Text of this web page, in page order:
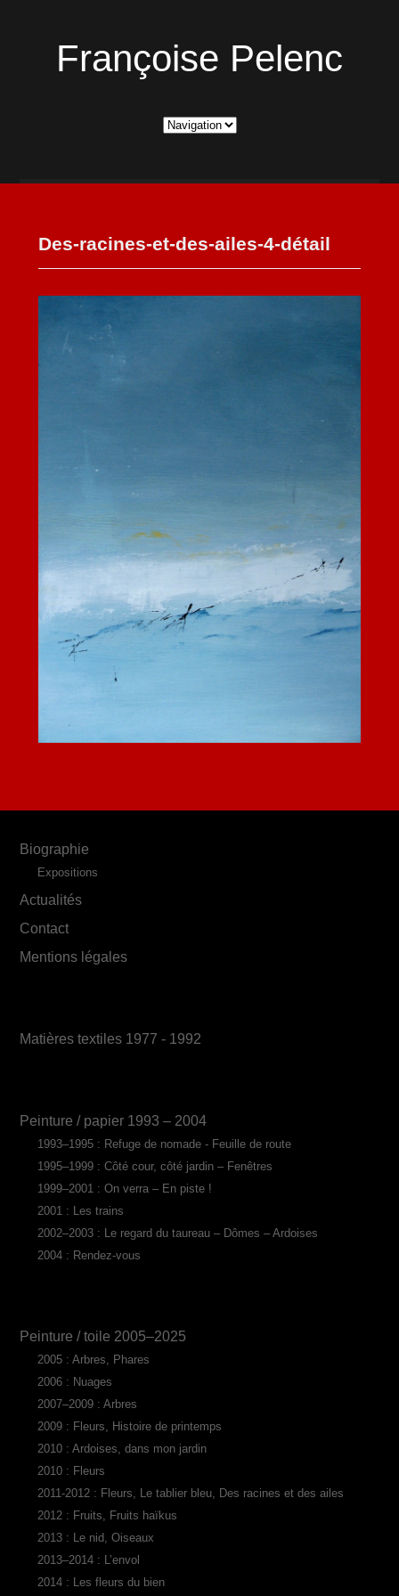
Françoise Pelenc
Des-racines-et-des-ailes-4-détail
Biographie
Expositions
Actualités
Contact
Mentions légales
Matières textiles 1977 - 1992
Peinture / papier 1993 – 2004
1993–1995 : Refuge de nomade - Feuille de route
1995–1999 : Côté cour, côté jardin – Fenêtres
1999–2001 : On verra – En piste !
2001 : Les trains
2002–2003 : Le regard du taureau – Dômes – Ardoises
2004 : Rendez-vous
Peinture / toile 2005–2025
2005 : Arbres, Phares
2006 : Nuages
2007–2009 : Arbres
2009 : Fleurs, Histoire de printemps
2010 : Ardoises, dans mon jardin
2010 : Fleurs
2011-2012 : Fleurs, Le tablier bleu, Des racines et des ailes
2012 : Fruits, Fruits haïkus
2013 : Le nid, Oiseaux
2013–2014 : L’envol
2014 : Les fleurs du bien